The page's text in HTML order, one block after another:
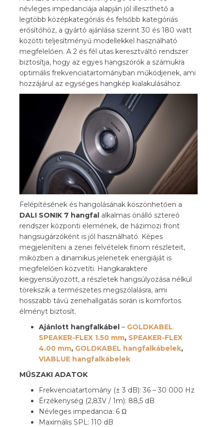
névleges impedanciája alapján jól illeszthető a
legtöbb középkategóriás és felsőbb kategóriás
erősítőhöz, a gyártó ajánlása szerint 30 és 180 watt
közötti teljesítményű modellekkel használható
megfelelően. A 2 és fél utas keresztváltó rendszer
biztosítja, hogy az egyes hangszórók a számukra
optimális frekvenciatartományban működjenek, ami
hozzájárul az egységes hangkép kialakulásához.
Felépítésének és hangolásának köszönhetően a
DALI SONIK 7 hangfal alkalmas önálló sztereó
rendszer központi elemének, de házimozi front
hangsugárzóként is jól használható. Képes
megjeleníteni a zenei felvételek finom részleteit,
miközben a dinamikus jelenetek energiáját is
megfelelően közvetíti. Hangkaraktere
kiegyensúlyozott, a részletek hangsúlyozása nélkül
törekszik a természetes megszólalásra, ami
hosszabb távú zenehallgatás során is komfortos
élményt biztosít.
Ajánlott hangfalkábel – GOLDKABEL
SPEAKER-FLEX 1.50 mm, SPEAKER-FLEX
4.00 mm, GOLDKABEL hangfalkábelek,
VIABLUE hangfalkábelek
MŰSZAKI ADATOK
Frekvenciatartomány (± 3 dB): 36 – 30 000 Hz
Érzékenység (2,83V / 1m): 88,5 dB
Névleges impedancia: 6 Ω
Maximális SPL: 110 dB